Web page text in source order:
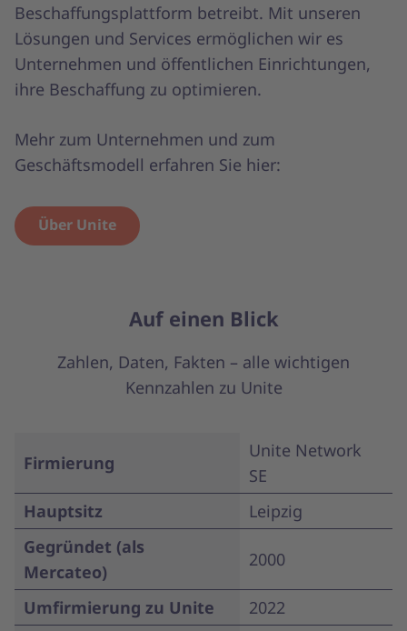
Beschaffungsplattform betreibt. Mit unseren
Lösungen und Services ermöglichen wir es
Unternehmen und öffentlichen Einrichtungen,
ihre Beschaffung zu optimieren.
Mehr zum Unternehmen und zum
Geschäftsmodell erfahren Sie hier:
Über Unite
Auf einen Blick
Zahlen, Daten, Fakten – alle wichtigen
Kennzahlen zu Unite
Firmierung
Unite Network
SE
Hauptsitz
Leipzig
Gegründet (als
Mercateo)
2000
Umfirmierung zu Unite
2022